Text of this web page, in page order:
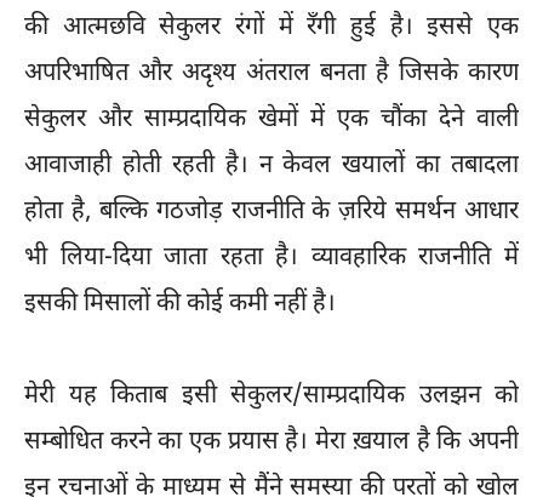
की आत्मछवि सेकुलर रंगों में रँगी हुई है। इससे एक
अपरिभाषित और अदृश्य अंतराल बनता है जिसके कारण
सेकुलर और साम्प्रदायिक खेमों में एक चौंका देने वाली
आवाजाही होती रहती है। न केवल खयालों का तबादला
होता है, बल्कि गठजोड़ राजनीति के ज़रिये समर्थन आधार
भी लिया-दिया जाता रहता है। व्यावहारिक राजनीति में
इसकी मिसालों की कोई कमी नहीं है।
मेरी यह किताब इसी सेकुलर/साम्प्रदायिक उलझन को
सम्बोधित करने का एक प्रयास है। मेरा ख़याल है कि अपनी
इन रचनाओं के माध्यम से मैंने समस्या की परतों को खोल